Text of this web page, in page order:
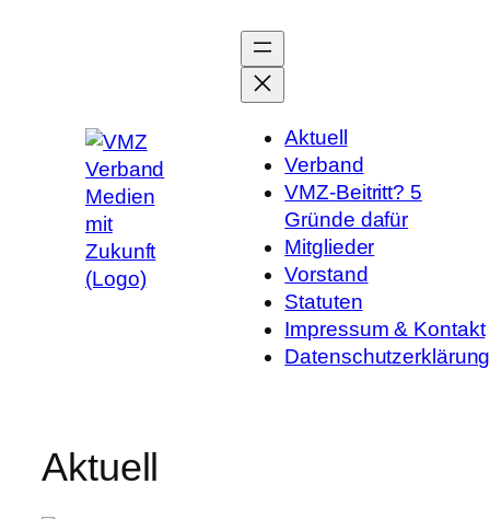
Aktuell
Verband
VMZ-Beitritt? 5
Gründe dafür
Mitglieder
Vorstand
Statuten
Impressum & Kontakt
Datenschutzerklärung
Aktuell